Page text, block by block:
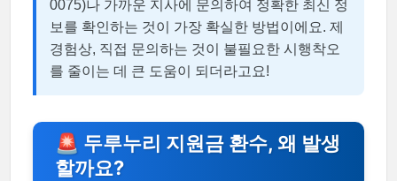
0075)나 가까운 지사에 문의하여 정확한 최신 정
보를 확인하는 것이 가장 확실한 방법이에요. 제
경험상, 직접 문의하는 것이 불필요한 시행착오
를 줄이는 데 큰 도움이 되더라고요!
🚨 두루누리 지원금 환수, 왜 발생
할까요?